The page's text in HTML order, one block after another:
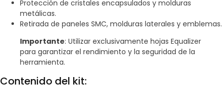
Protección de cristales encapsulados y molduras
metálicas.
Retirada de paneles SMC, molduras laterales y emblemas.
Importante: Utilizar exclusivamente hojas Equalizer
para garantizar el rendimiento y la seguridad de la
herramienta.
Contenido del kit: